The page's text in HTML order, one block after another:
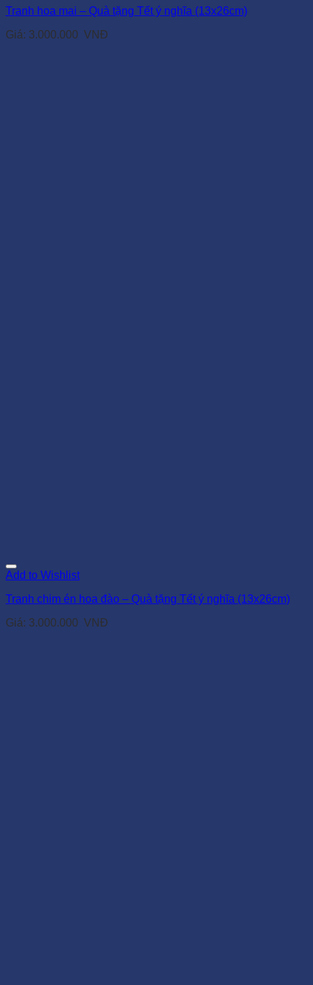
Tranh hoa mai – Quà tặng Tết ý nghĩa (13x26cm)
Giá: 3.000.000 VNĐ
Add to Wishlist
Tranh chim én hoa đào – Quà tặng Tết ý nghĩa (13x26cm)
Giá: 3.000.000 VNĐ